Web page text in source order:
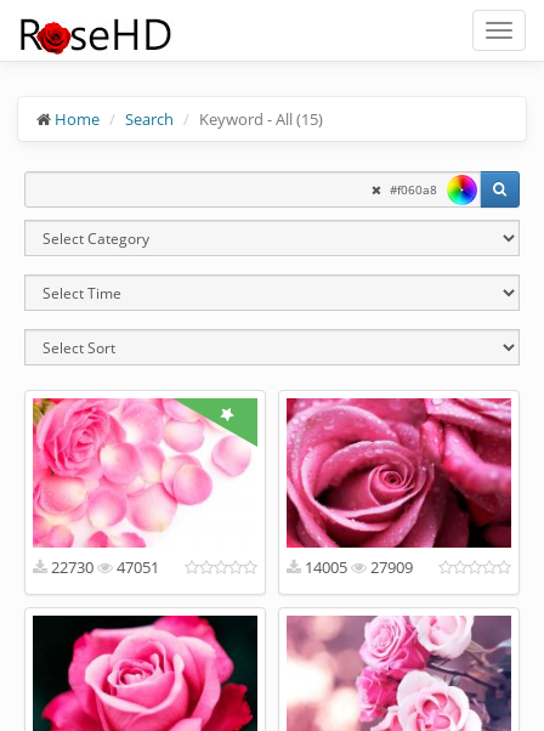
Toggle
Home Search Keyword - All (15)
#f060a8
22730 47051 14005 27909